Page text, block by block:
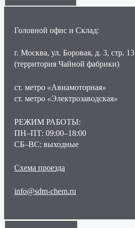
Головной офис и Склад:
г. Москва, ул. Боровая, д. 3, стр. 13
(территория Чайной фабрики)
ст. метро «Авиамоторная»
ст. метро «Электрозаводская»
РЕЖИМ РАБОТЫ:
ПН–ПТ: 09:00–18:00
СБ–ВС: выходные
Схема проезда
info@sdm-chem.ru